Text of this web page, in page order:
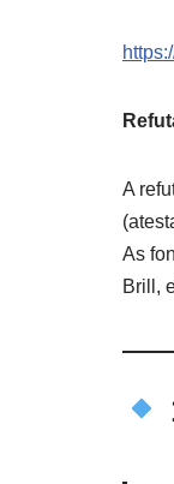
A
As
Brill,